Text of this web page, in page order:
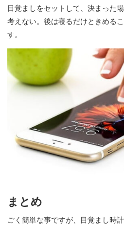
目覚ましをセットして、決まった
考えない。後は寝るだけときめる
す。
まとめ
ごく簡単な事ですが、目覚まし時